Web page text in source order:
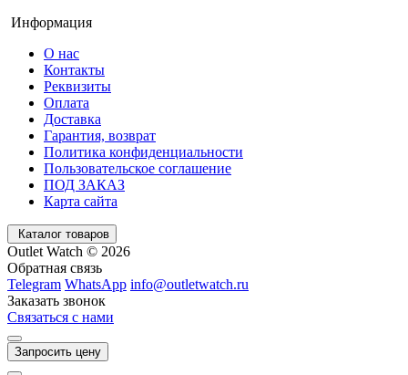
Информация
О нас
Контакты
Реквизиты
Оплата
Доставка
Гарантия, возврат
Политика конфиденциальности
Пользовательское соглашение
ПОД ЗАКАЗ
Карта сайта
Каталог товаров
Outlet Watch © 2026
Обратная связь
Telegram WhatsApp info@outletwatch.ru
Заказать звонок
Связаться с нами
Запросить цену